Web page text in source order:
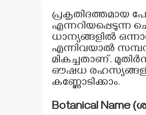
പ്രകൃതിദത്തമായ
എന്നറിയപ്പെടുന്ന
ധാന്യങ്ങളിൽ
എന്നിവയാൽ
മികച്ചതാണ്.
ഔഷധ
കണ്ണോടിക്കാം.
Botanical Name